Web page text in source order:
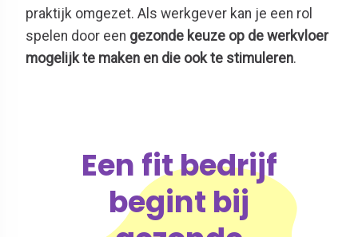
praktijk omgezet. Als werkgever kan je een rol
spelen door een gezonde keuze op de werkvloer
mogelijk te maken en die ook te stimuleren.
Een fit bedrijf
begint bij